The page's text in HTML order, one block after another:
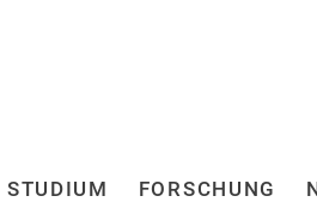
Springe direkt zu:
STUDIUM FORSCHUNG